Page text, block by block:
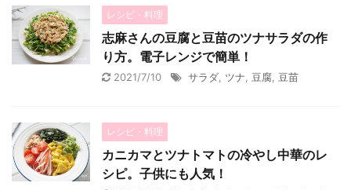
レシピ・料理
志麻さんの豆腐と豆苗のツナサラダの作
り方。電子レンジで簡単！
2021/7/10 サラダ ツナ 豆腐 豆苗
レシピ・料理
カニカマとツナトマトの冷やし中華のレ
シピ。子供にも人気！